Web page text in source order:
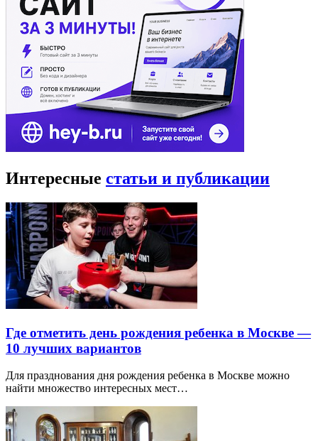
Интересные статьи и публикации
Где отметить день рождения ребенка в Москве —
10 лучших вариантов
Для празднования дня рождения ребенка в Москве можно
найти множество интересных мест…